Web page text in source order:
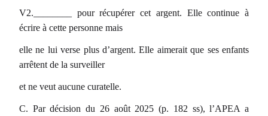
V2.________ pour récupérer cet argent. Elle continue à
écrire à cette personne mais
elle ne lui verse plus d’argent. Elle aimerait que ses enfants
arrêtent de la surveiller
et ne veut aucune curatelle.
C. Par décision du 26 août 2025 (p. 182 ss), l’APEA a